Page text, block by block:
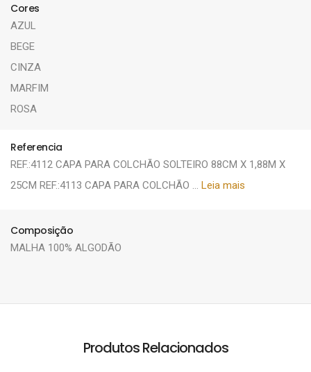
Cores
AZUL
BEGE
CINZA
MARFIM
ROSA
Referencia
REF.:4112 CAPA PARA COLCHÃO SOLTEIRO 88CM X 1,88M X
25CM REF.:4113 CAPA PARA COLCHÃO ... Leia mais
Composição
MALHA 100% ALGODÃO
Produtos Relacionados